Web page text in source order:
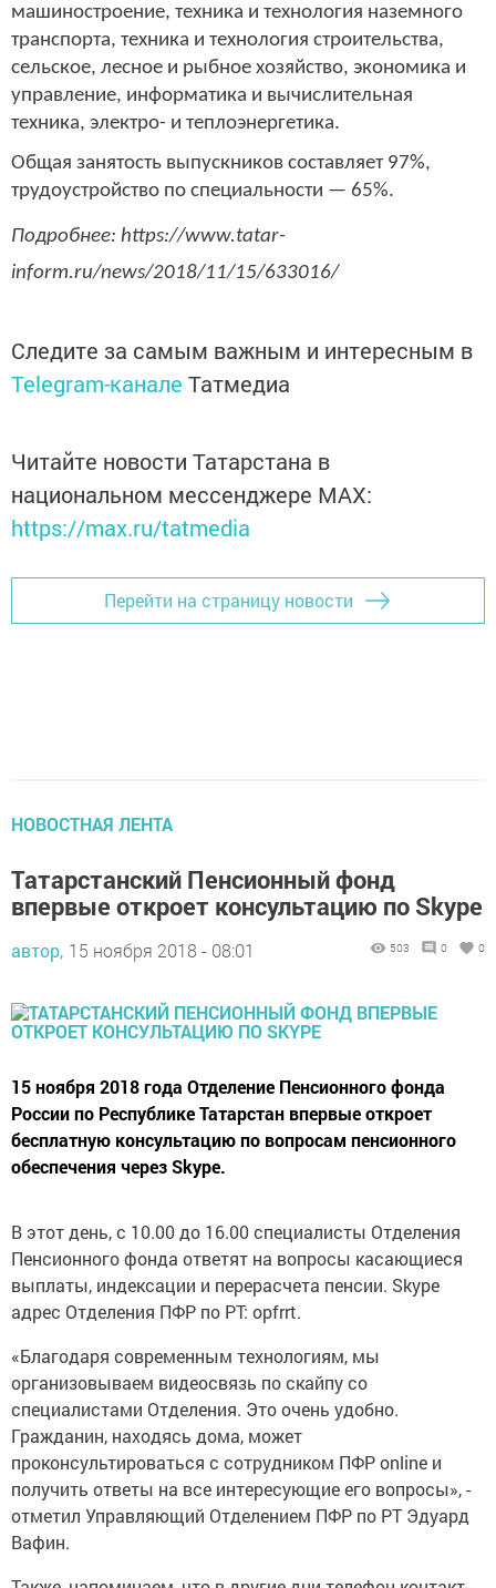
машиностроение, техника и технология наземного
транспорта, техника и технология строительства,
сельское, лесное и рыбное хозяйство, экономика и
управление, информатика и вычислительная
техника, электро- и теплоэнергетика.
Общая занятость выпускников составляет 97%,
трудоустройство по специальности — 65%.
Подробнее: https://www.tatar-
inform.ru/news/2018/11/15/633016/
Следите за самым важным и интересным в
Telegram-канале Татмедиа
Читайте новости Татарстана в
национальном мессенджере MАХ:
https://max.ru/tatmedia
Перейти на страницу новости
НОВОСТНАЯ ЛЕНТА
Татарстанский Пенсионный фонд
впервые откроет консультацию по Skype
автор, 15 ноября 2018 - 08:01 503 0 0
15 ноября 2018 года Отделение Пенсионного фонда
России по Республике Татарстан впервые откроет
бесплатную консультацию по вопросам пенсионного
обеспечения через Skype.
В этот день, с 10.00 до 16.00 специалисты Отделения
Пенсионного фонда ответят на вопросы касающиеся
выплаты, индексации и перерасчета пенсии. Skype
адрес Отделения ПФР по РТ: opfrrt.
«Благодаря современным технологиям, мы
организовываем видеосвязь по скайпу со
специалистами Отделения. Это очень удобно.
Гражданин, находясь дома, может
проконсультироваться с сотрудником ПФР online и
получить ответы на все интересующие его вопросы», -
отметил Управляющий Отделением ПФР по РТ Эдуард
Вафин.